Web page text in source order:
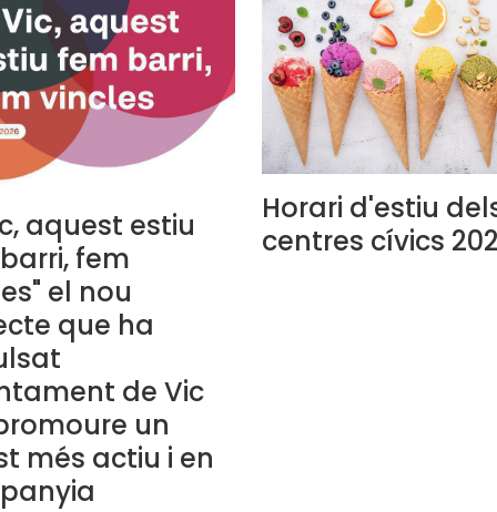
aquest estiu
fem
el nou
que ha
de Vic
un
més actiu i en
Horari d'estiu
centres cívics